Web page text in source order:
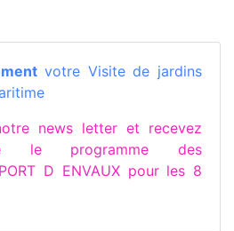
votre Visite de jardins
news letter et recevez
le programme des
D ENVAUX pour les 8